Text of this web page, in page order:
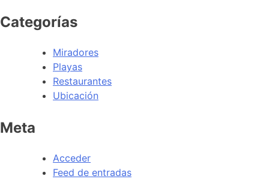
Categorías
Miradores
Playas
Restaurantes
Ubicación
Meta
Acceder
Feed de entradas